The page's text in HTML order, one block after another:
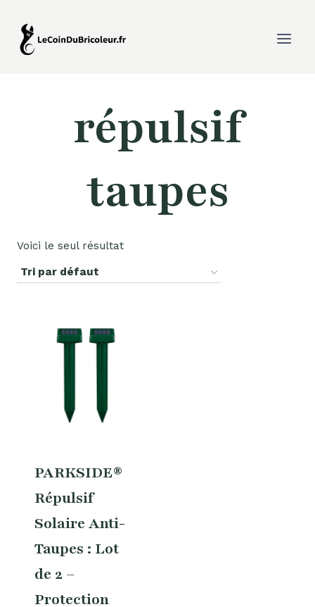
contenu
répulsif
taupes
Voici le seul résultat
PARKSIDE®
Répulsif
Solaire Anti-
Taupes : Lot
de 2 –
Protection